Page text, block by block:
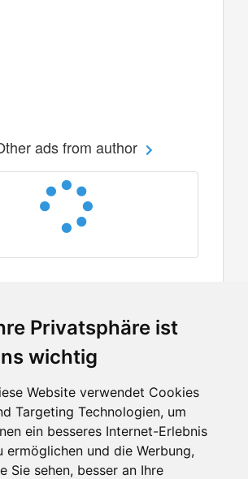
Privatsphäre ist
wichtig
Website verwendet Cookies
Targeting Technologien, um
ein besseres Internet-Erlebnis
ermöglichen und die Werbung,
Sie sehen, besser an Ihre
ads from author
found